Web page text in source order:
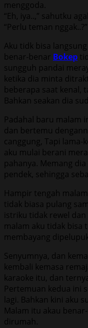
menggoda.
“Eh, iya..,” sahutku
“Perlu teman
Aku tidk bisa
benar-benar Bokep
sungguh pandai
ketika dia minta
beberapa saat kenal,
Bahkan seakan dia
Padahal baru malam
dan bertemu
canggung, Tapi lama-
aku mulai berani
pahanya. Memang
pendek, sehingga
Hampir tengah
tidak biasa pulang
istriku tidak rewel
malam aku tidak bisa
membayang
Senyumnya, dan
kembali kemasa
karaoke itu, dan
Pertemuan kedua ini
lagi. Bahkan kini aku
Malam itu akau
dirumah.